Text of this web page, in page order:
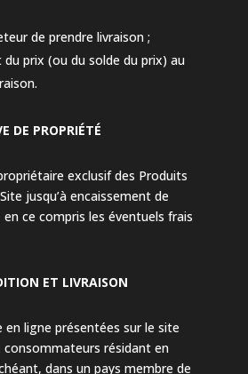
de prendre livraison ;
prix (ou du solde du prix) au
DE PROPRIÉTÉ
exclusif des Produits
jusqu’à encaissement de
ce compris les éventuels frais
ET LIVRAISON
ligne présentées sur le site
résidant en
dans un pays membre de